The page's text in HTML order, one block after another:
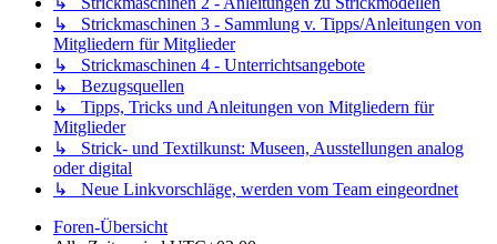
↳ Strickmaschinen 3 - Sammlung v. Tipps/Anleitungen von
Mitgliedern für Mitglieder
↳ Strickmaschinen 4 - Unterrichtsangebote
↳ Bezugsquellen
↳ Tipps, Tricks und Anleitungen von Mitgliedern für
Mitglieder
↳ Strick- und Textilkunst: Museen, Ausstellungen analog
oder digital
↳ Neue Linkvorschläge, werden vom Team eingeordnet
Foren-Übersicht